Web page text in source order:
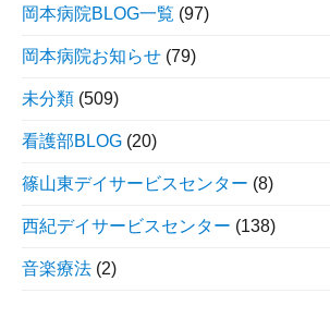
岡本病院BLOG一覧 (97)
岡本病院お知らせ (79)
未分類 (509)
看護部BLOG (20)
篠山東デイサービスセンター (8)
西紀デイサービスセンター (138)
音楽療法 (2)